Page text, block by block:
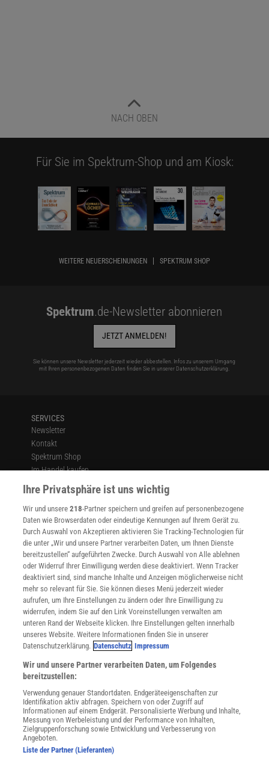
NACH OBEN
Für Sie im Spektrum-Shop und am Kiosk:
WEITERE NEUERSCHEINUNGEN SPEKTRUM SHOP
Spektrum.de-Newsletter abonnieren
JETZT ANMELDEN!
Sie können unsere Newsletter jederzeit wieder abbestellen. Infos zu unserem Umgang
mit Ihren personenbezogenen Daten finden Sie in unserer Datenschutzerklärung
SERVICES
Newsletter
Kontakt
Spektrum Shop
Im Handel kaufen
Presse
Verträge kündigen
Widerruf
INFO
Mediadaten
Datenschutz
Nutzungsbedingungen
Cookie-Einstellungen
Utiq verwalten
Nutzungsbasierte Onlinewerbung
Alle Artikel
Impressum
Angebote für Schulen
Angebote für Institutionen
Sprachen lernen mit Gymglish
Lexika
Für Spektrum schreiben
Zugänglichkeitserklärung
WEBSEITEN
Ihre Privatsphäre ist uns wichtig
Wir und unsere218-Partner speichern und greifen auf personenbezogene
Daten wie Browserdaten oder eindeutige Kennungen auf Ihrem Gerät zu.
Durch Auswahl von Akzeptieren aktivieren Sie Tracking-Technologien für
die unter „Wir und unsere Partner verarbeiten Daten, um Ihnen Dienste
bereitzustellen“ aufgeführten Zwecke. Durch Auswahl von Alle ablehnen
oder Widerruf Ihrer Einwilligung werden diese deaktiviert. Wenn Tracker
deaktiviert sind, sind manche Inhalte und Anzeigen möglicherweise nicht
mehr so relevant für Sie. Sie können dieses Menü jederzeit wieder
aufrufen, um Ihre Einstellungen zu ändern oder Ihre Einwilligung zu
widerrufen, indem Sie auf den Link Voreinstellungen verwalten am
unteren Rand der Webseite klicken. Ihre Einstellungen gelten innerhalb
unseres Website. Weitere Informationen finden Sie in unserer
Datenschutzerklärung. Datenschutz Impressum
Wir und unsere Partner verarbeiten Daten, um Folgendes
bereitzustellen:
Verwendung genauer Standortdaten. Endgeräteeigenschaften zur
Identifikation aktiv abfragen. Speichern von oder Zugriff auf
Informationen auf einem Endgerät. Personalisierte Werbung und Inhalte,
Messung von Werbeleistung und der Performance von Inhalten,
Zielgruppenforschung sowie Entwicklung und Verbesserung von
Angeboten.
Liste der Partner (Lieferanten)